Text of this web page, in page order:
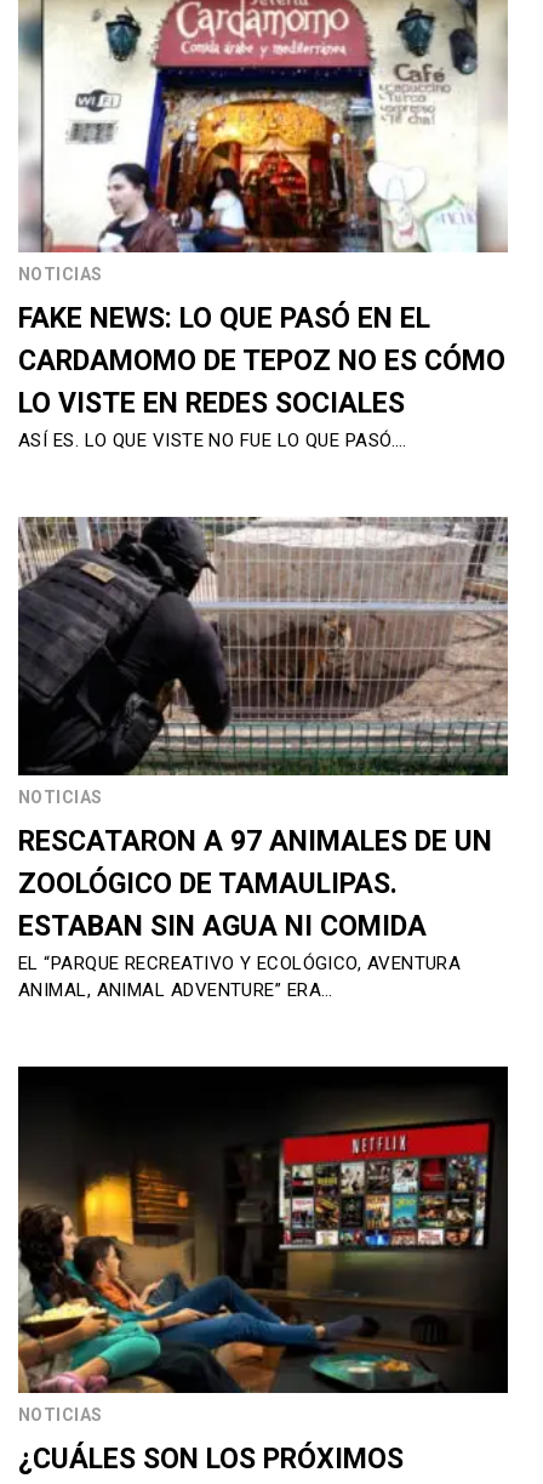
NOTICIAS
FAKE NEWS: LO QUE PASÓ EN EL
CARDAMOMO DE TEPOZ NO ES CÓMO
LO VISTE EN REDES SOCIALES
ASÍ ES. LO QUE VISTE NO FUE LO QUE PASÓ….
NOTICIAS
RESCATARON A 97 ANIMALES DE UN
ZOOLÓGICO DE TAMAULIPAS.
ESTABAN SIN AGUA NI COMIDA
EL “PARQUE RECREATIVO Y ECOLÓGICO, AVENTURA
ANIMAL, ANIMAL ADVENTURE” ERA…
NOTICIAS
¿CUÁLES SON LOS PRÓXIMOS